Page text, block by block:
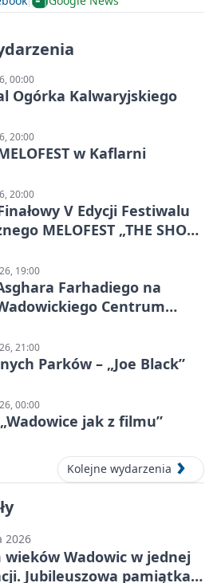
00:00
Ogórka Kalwaryjskiego
20:00
w Kaflarni
20:00
V Edycji Festiwalu
MELOFEST „THE SHOW
19:00
Farhadiego na
Centrum
21:00
Parków – „Joe Black”
00:00
jak z filmu”
Kolejne wydarzenia
2026
wieków Wadowic w jednej
Jubileuszowa pamiątka